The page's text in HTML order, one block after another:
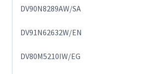
DV90N8289AW/SA
DV91N62632W/EN
DV80M5210IW/EG